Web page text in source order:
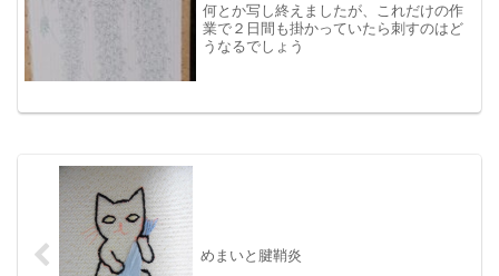
何とか写し終えましたが、これだけの作
業で２日間も掛かっていたら刺すのはど
うなるでしょう
めまいと腱鞘炎